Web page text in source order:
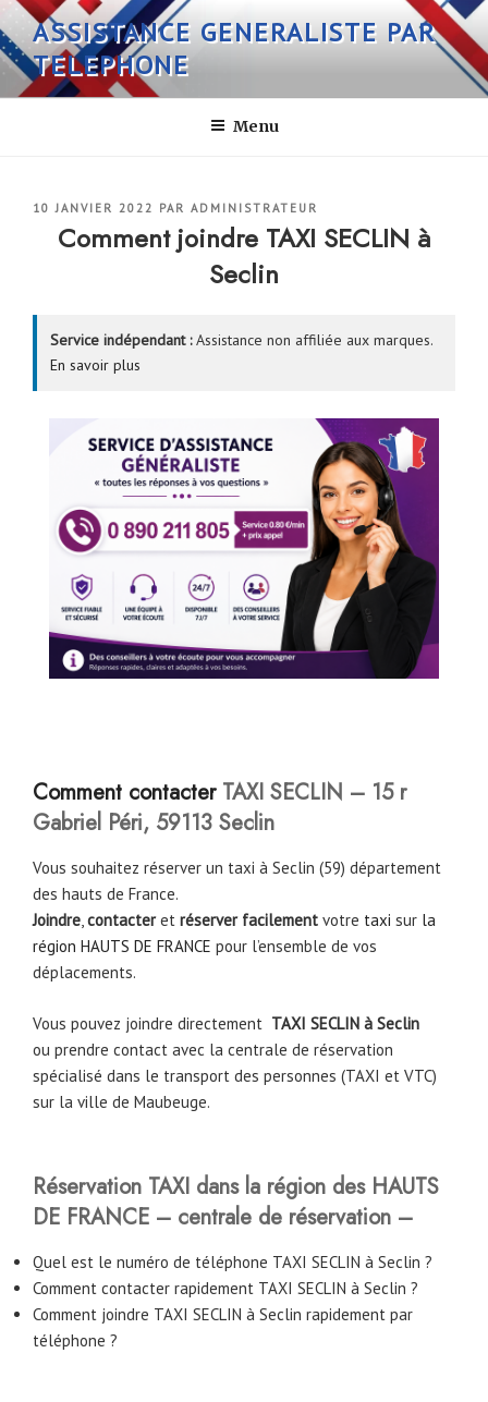
Aller
au
contenu
principal
ASSISTANCE GENERALISTE PAR
TELEPHONE
Menu
PUBLIÉ
10 JANVIER 2022 PAR ADMINISTRATEUR
Comment joindre TAXI SECLIN à
Seclin
Service indépendant :Assistance non affiliée aux marques.
En savoir plus
Comment contacterTAXI SECLIN – 15 r
Gabriel Péri, 59113 Seclin
Vous souhaitez réserver un taxi à Seclin (59) département
des hauts de France.
Joindre,contacteret réserver facilement votre taxi sur la
région HAUTS DE FRANCE pour l’ensemble de vos
déplacements.
Vous pouvez joindre directement TAXI SECLIN à Seclin
ou prendre contact avec la centrale de réservation
spécialisé dans le transport des personnes (TAXI et VTC)
sur la ville de Maubeuge.
Réservation TAXI dans la région des HAUTS
DE FRANCE – centrale de réservation –
Quel est le numéro de téléphone TAXI SECLIN à Seclin ?
Comment contacter rapidement TAXI SECLIN à Seclin ?
Comment joindre TAXI SECLIN à Seclin rapidement par
téléphone ?